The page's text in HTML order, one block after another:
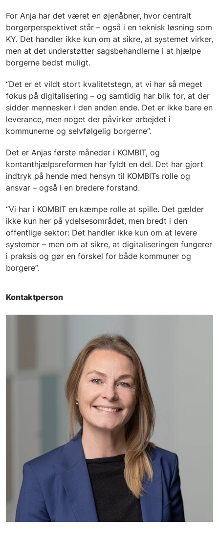
For Anja har det været en øjenåbner, hvor centralt
borgerperspektivet står – også i en teknisk løsning som
KY. Det handler ikke kun om at sikre, at systemet virker,
men at det understøtter sagsbehandlerne i at hjælpe
borgerne bedst muligt.
“Det er et vildt stort kvalitetstegn, at vi har så meget
fokus på digitalisering – og samtidig har blik for, at der
sidder mennesker i den anden ende. Det er ikke bare en
leverance, men noget der påvirker arbejdet i
kommunerne og selvfølgelig borgerne”.
Det er Anjas første måneder i KOMBIT, og
kontanthjælpsreformen har fyldt en del. Det har gjort
indtryk på hende med hensyn til KOMBITs rolle og
ansvar – også i en bredere forstand.
“Vi har i KOMBIT en kæmpe rolle at spille. Det gælder
ikke kun her på ydelsesområdet, men bredt i den
offentlige sektor: Det handler ikke kun om at levere
systemer – men om at sikre, at digitaliseringen fungerer
i praksis og gør en forskel for både kommuner og
borgere”.
Kontaktperson